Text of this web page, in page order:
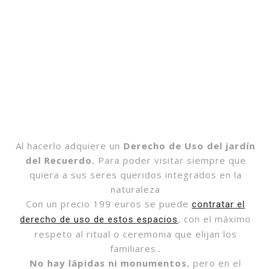
Al hacerlo adquiere un Derecho de Uso del jardín
del Recuerdo. Para poder visitar siempre que
quiera a sus seres queridos integrados en la
naturaleza
Con un precio 199 euros se puede contratar el
derecho de uso de estos espacios, con el máximo
respeto al ritual o ceremonia que elijan los
familiares..
No hay lápidas ni monumentos, pero en el